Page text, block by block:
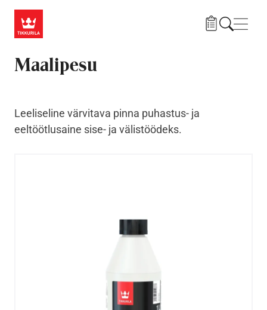
Maalipesu
Leeliseline värvitava pinna puhastus- ja
eeltöötlusaine sise- ja välistöödeks.